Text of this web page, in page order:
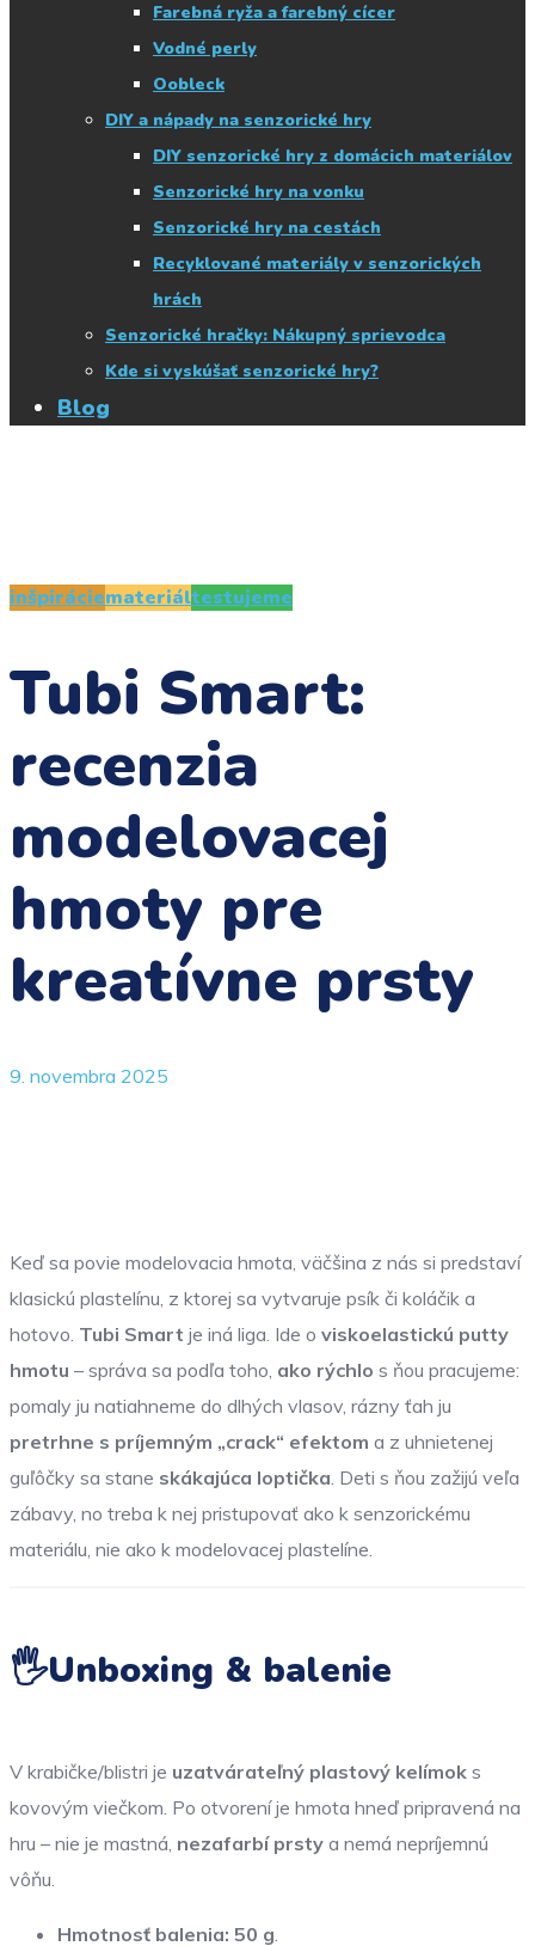
Farebná ryža a farebný cícer
Vodné perly
Oobleck
DIY a nápady na senzorické hry
DIY senzorické hry z domácich materiálov
Senzorické hry na vonku
Senzorické hry na cestách
Recyklované materiály v senzorických
hrách
Senzorické hračky: Nákupný sprievodca
Kde si vyskúšať senzorické hry?
Blog
inšpiráciemateriáltestujeme
Tubi Smart:
recenzia
modelovacej
hmoty pre
kreatívne prsty
9. novembra 2025
Keď sa povie modelovacia hmota, väčšina z nás si predstaví
klasickú plastelínu, z ktorej sa vytvaruje psík či koláčik a
hotovo. Tubi Smart je iná liga. Ide o viskoelastickú putty
hmotu – správa sa podľa toho, ako rýchlo s ňou pracujeme:
pomaly ju natiahneme do dlhých vlasov, rázny ťah ju
pretrhne s príjemným „crack“ efektom a z uhnietenej
guľôčky sa stane skákajúca loptička . Deti s ňou zažijú veľa
zábavy, no treba k nej pristupovať ako k senzorickému
materiálu, nie ako k modelovacej plastelíne.
🖐️Unboxing & balenie
V krabičke/blistri je uzatvárateľný plastový kelímok s
kovovým viečkom. Po otvorení je hmota hneď pripravená na
hru – nie je mastná, nezafarbí prsty a nemá nepríjemnú
vôňu.
Hmotnosť balenia: 50 g